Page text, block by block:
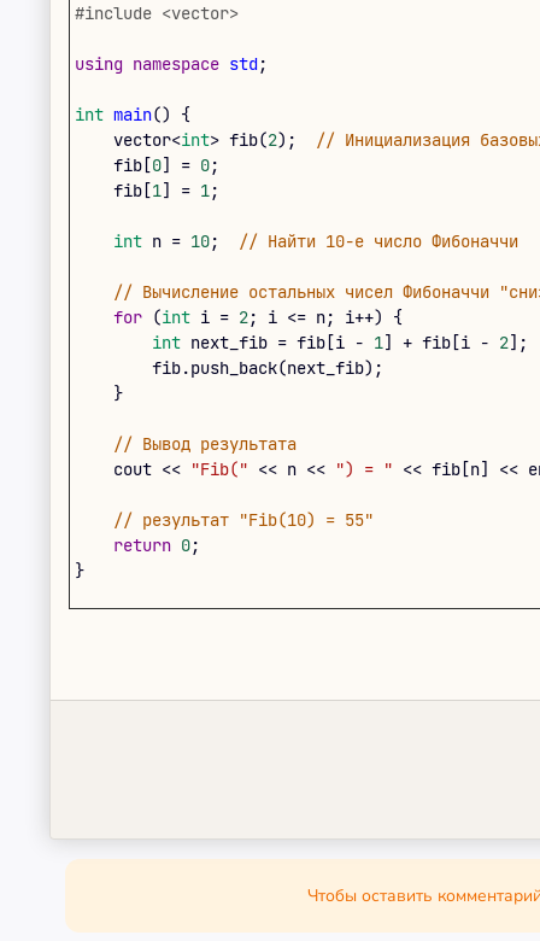
#include <vector>
using namespace std;
int main()
{
vector<int> fib(2) ;
// Инициализация
fib [0] = 0;
fib [1] = 1;
int n = 10; // Найти 10-е число Фибоначчи
// Вычисление остальных чисел Фибоначчи
for (int i = 2; i <= n; i++)
{
int next_fib = fib [i - 1] + fib [i - 2] ;
fib.push_back(next_fib) ;
}
// Вывод результата
cout << "Fib(" << n << ") = " << fib [n] <<
// результат "Fib(10) = 55"
return 0;
}
Чтобы оставить